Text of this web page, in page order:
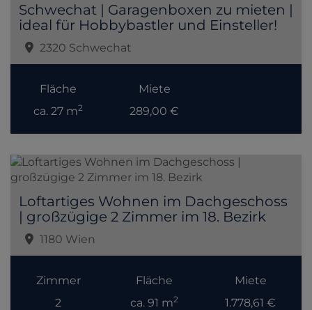
Schwechat | Garagenboxen zu mieten |
ideal für Hobbybastler und Einsteller!
2320 Schwechat
Fläche
ca. 27 m2
Miete
289,00 €
Loftartiges Wohnen im Dachgeschoss
| großzügige 2 Zimmer im 18. Bezirk
1180 Wien
Zimmer
2
Fläche
ca. 91 m2
Miete
1.778,61 €